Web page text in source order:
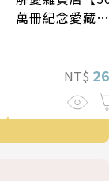
萬冊紀念愛藏
NT$